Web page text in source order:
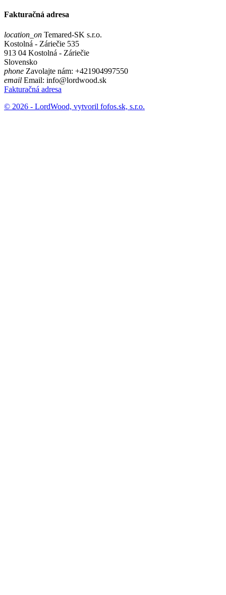
Fakturačná adresa
location_on Temared-SK s.r.o.
Kostolná - Záriečie 535
913 04 Kostolná - Záriečie
Slovensko
phone Zavolajte nám: +421904997550
email Email: info@lordwood.sk
Fakturačná adresa
© 2026 - LordWood, vytvoril fofos.sk, s.r.o.